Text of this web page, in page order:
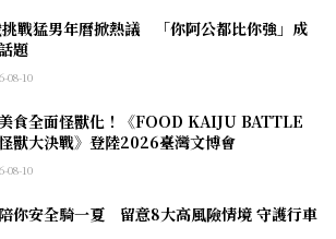
戰猛男年曆掀熱議 「你阿公都比你強」成
題
08-10
食全面怪獸化！《FOOD KAIJU BATTLE
獸大決戰》登陸2026臺灣文博會
08-10
你安全騎一夏 留意8大高風險情境 守護行車